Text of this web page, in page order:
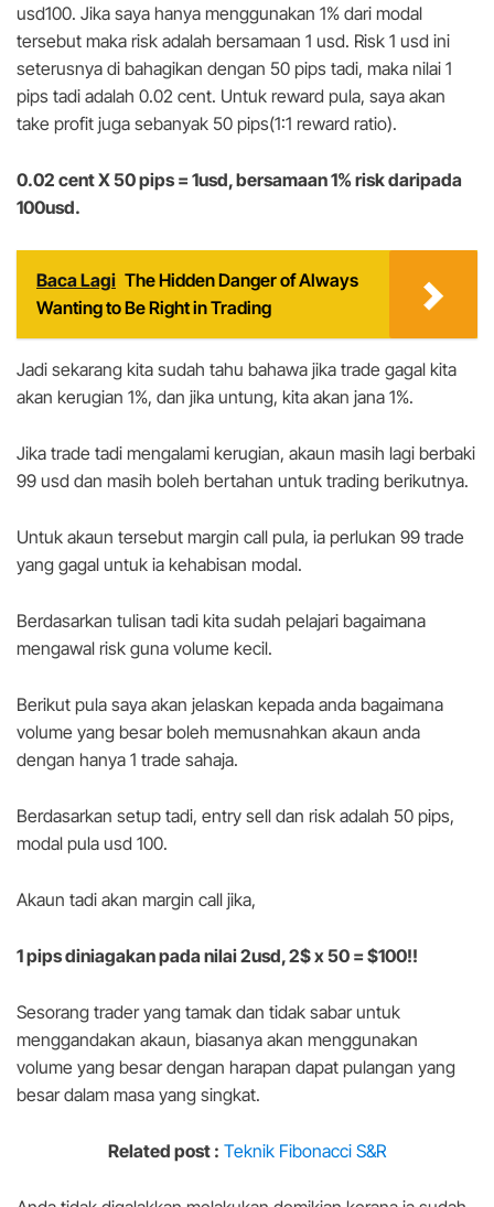
usd100. Jika saya hanya menggunakan 1% dari modal
tersebut maka risk adalah bersamaan 1 usd. Risk 1 usd ini
seterusnya di bahagikan dengan 50 pips tadi, maka nilai 1
pips tadi adalah 0.02 cent. Untuk reward pula, saya akan
take profit juga sebanyak 50 pips(1:1 reward ratio).
0.02 cent X 50 pips = 1usd, bersamaan 1% risk daripada
100usd.
Baca Lagi The Hidden Danger of Always
Wanting to Be Right in Trading
Jadi sekarang kita sudah tahu bahawa jika trade gagal kita
akan kerugian 1%, dan jika untung, kita akan jana 1%.
Jika trade tadi mengalami kerugian, akaun masih lagi berbaki
99 usd dan masih boleh bertahan untuk trading berikutnya.
Untuk akaun tersebut margin call pula, ia perlukan 99 trade
yang gagal untuk ia kehabisan modal.
Berdasarkan tulisan tadi kita sudah pelajari bagaimana
mengawal risk guna volume kecil.
Berikut pula saya akan jelaskan kepada anda bagaimana
volume yang besar boleh memusnahkan akaun anda
dengan hanya 1 trade sahaja.
Berdasarkan setup tadi, entry sell dan risk adalah 50 pips,
modal pula usd 100.
Akaun tadi akan margin call jika,
1 pips diniagakan pada nilai 2usd, 2$ x 50 = $100!!
Sesorang trader yang tamak dan tidak sabar untuk
menggandakan akaun, biasanya akan menggunakan
volume yang besar dengan harapan dapat pulangan yang
besar dalam masa yang singkat.
Related post : Teknik Fibonacci S&R